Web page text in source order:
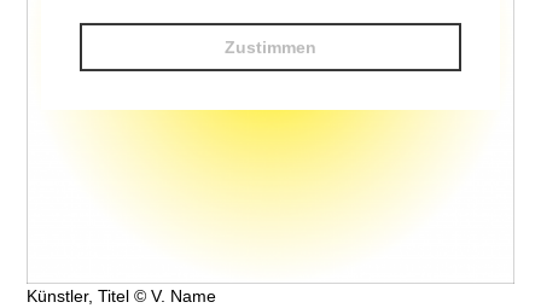
Künstler, Titel © V. Name
Zustimmen